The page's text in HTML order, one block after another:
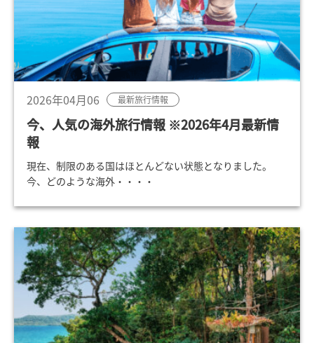
2026年04月06 最新旅行情報
今、人気の海外旅行情報 ※2026年4月最新情
報
現在、制限のある国はほとんどない状態となりました。
今、どのような海外・・・・